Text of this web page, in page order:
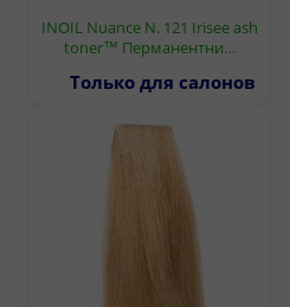
INOIL Nuance N. 121 Irisee ash
toner™ Перманентни…
Только для салонов